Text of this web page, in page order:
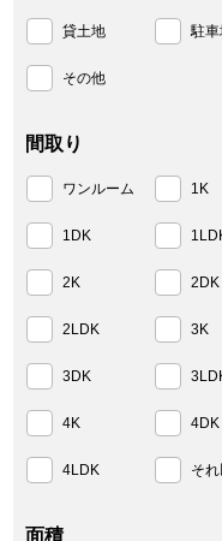
貸土地 駐
その他
間取り
ワンルーム 1K
1DK
2K 2DK
2LDK 3K
3DK
4K 4DK
4LDK そ
面積